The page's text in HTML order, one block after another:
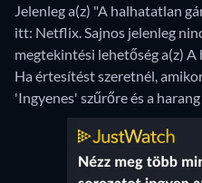
Jelenleg a(z) "A halhatatlan
itt: Netflix.Sajnos jelenleg
megtekintési lehetőség a(z)
Ha értesítést szeretnél,
'Ingyenes' szűrőre és a